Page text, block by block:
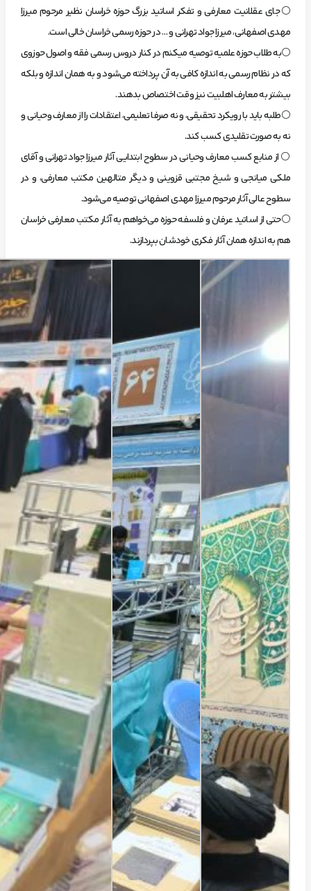
⚪️جای عقلانیت معارفی و تفکر اساتید بزرگ حوزه خراسان نظیر مرحوم میرزا
مهدی اصفهانی، میرزا جواد تهرانی و … در حوزه رسمی خراسان خالی است.
⚪️به طلاب حوزه علمیه توصیه میکنم در کنار دروس رسمی فقه و اصول حوزوی
که در نظام رسمی به اندازه کافی به آن پرداخته می‌شود و به همان اندازه و بلکه
بیشتر به معارف اهلبیت نیز وقت اختصاص بدهند.
⚪️طلبه باید با رویکرد تحقیقی، و نه صرفا تعلیمی، اعتقادات را از معارف وحیانی و
نه به صورت تقلیدی کسب کند.
⚪️ از منابع کسب معارف وحیانی در سطوح ابتدایی آثار میرزا جواد تهرانی و آقای
ملکی میانجی و شیخ مجتبی قزوینی و دیگر متالهین مکتب معارفی، و در
سطوح عالی آثار مرحوم میرزا مهدی اصفهانی توصیه می‌شود.
⚪️حتی از اساتید عرفان و فلسفه حوزه می‌خواهم به آثار مکتب معارفی خراسان
هم به اندازه همان آثار فکری خودشان بپردازند.